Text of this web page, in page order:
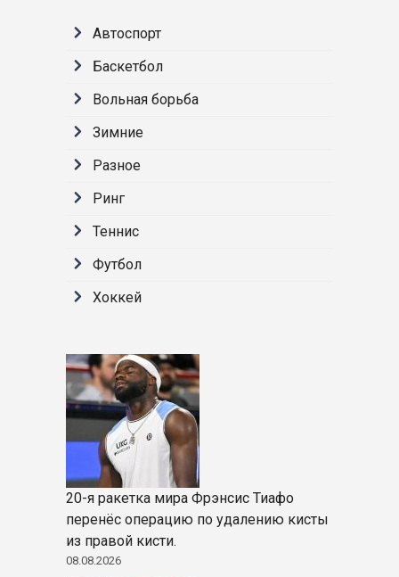
Автоспорт
Баскетбол
Вольная борьба
Зимние
Разное
Ринг
Теннис
Футбол
Хоккей
20-я ракетка мира Фрэнсис Тиафо
перенёс операцию по удалению кисты
из правой кисти.
08.08.2026